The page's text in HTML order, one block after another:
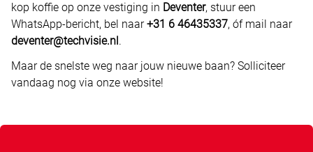
kop koffie op onze vestiging in Deventer, stuur een
WhatsApp-bericht, bel naar+31 6 46435337, óf mail naar
deventer@techvisie.nl .
Maar de snelste weg naar jouw nieuwe baan? Solliciteer
vandaag nog via onze website!